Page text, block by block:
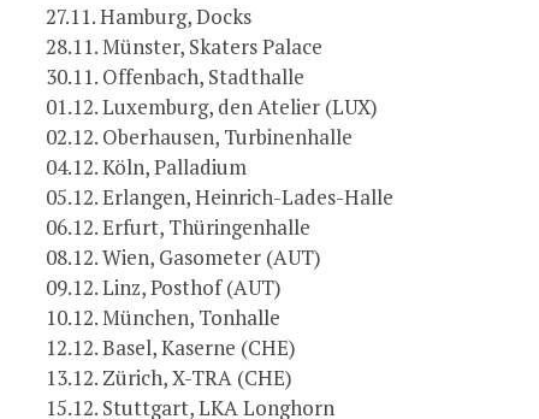
27.11. Hamburg, Docks
28.11. Münster, Skaters Palace
30.11. Offenbach, Stadthalle
01.12. Luxemburg, den Atelier (LUX)
02.12. Oberhausen, Turbinenhalle
04.12. Köln, Palladium
05.12. Erlangen, Heinrich-Lades-Halle
06.12. Erfurt, Thüringenhalle
08.12. Wien, Gasometer (AUT)
09.12. Linz, Posthof (AUT)
10.12. München, Tonhalle
12.12. Basel, Kaserne (CHE)
13.12. Zürich, X-TRA (CHE)
15.12. Stuttgart, LKA Longhorn